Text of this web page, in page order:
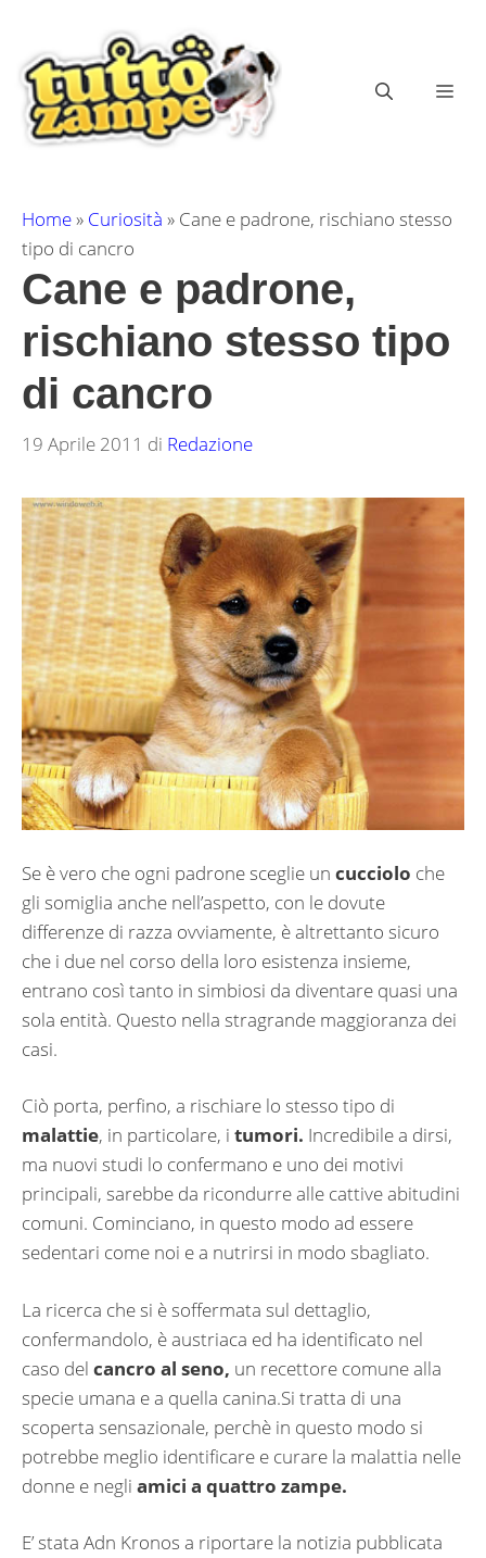
contenuto
Home» Curiosità » Cane e padrone, rischiano stesso
tipo di cancro
Cane e padrone,
rischiano stesso tipo
di cancro
19 Aprile 2011 di Redazione
Se è vero che ogni padrone sceglie un cucciolo che
gli somiglia anche nell’aspetto, con le dovute
differenze di razza ovviamente, è altrettanto sicuro
che i due nel corso della loro esistenza insieme,
entrano così tanto in simbiosi da diventare quasi una
sola entità. Questo nella stragrande maggioranza dei
casi.
Ciò porta, perfino, a rischiare lo stesso tipo di
malattie, in particolare, i tumori. Incredibile a dirsi,
ma nuovi studi lo confermano e uno dei motivi
principali, sarebbe da ricondurre alle cattive abitudini
comuni. Cominciano, in questo modo ad essere
sedentari come noi e a nutrirsi in modo sbagliato.
La ricerca che si è soffermata sul dettaglio,
confermandolo, è austriaca ed ha identificato nel
caso del cancro al seno, un recettore comune alla
specie umana e a quella canina.Si tratta di una
scoperta sensazionale, perchè in questo modo si
potrebbe meglio identificare e curare la malattia nelle
donne e negli amici a quattro zampe.
E’ stata Adn Kronos a riportare la notizia pubblicata